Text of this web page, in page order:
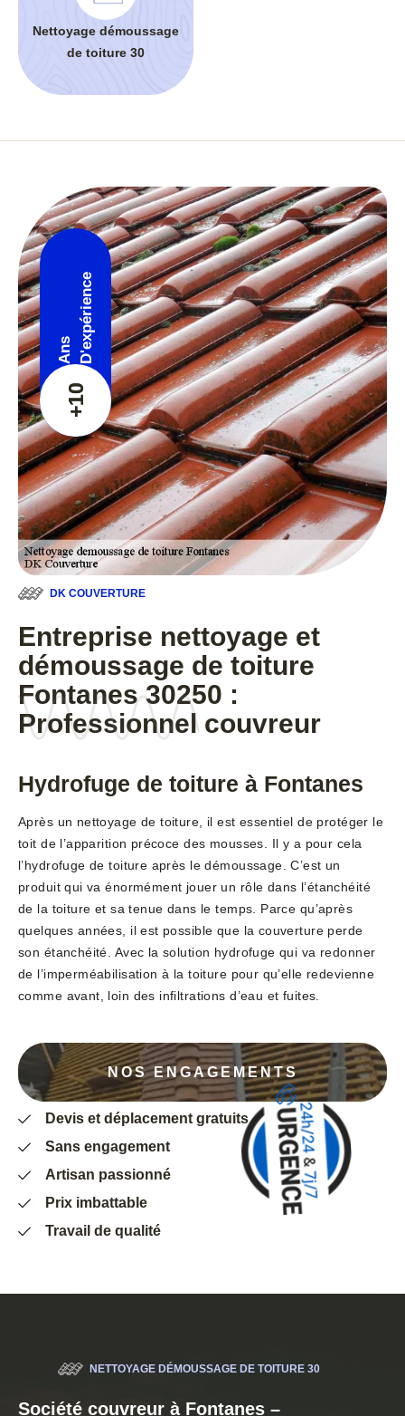
Nettoyage démoussage
de toiture 30
+10
Ans D'expérience
DK COUVERTURE
Entreprise nettoyage et
démoussage de toiture
Fontanes 30250 :
Professionnel couvreur
Hydrofuge de toiture à Fontanes
Après un nettoyage de toiture, il est essentiel de protéger le
toit de l’apparition précoce des mousses. Il y a pour cela
l’hydrofuge de toiture après le démoussage. C’est un
produit qui va énormément jouer un rôle dans l’étanchéité
de la toiture et sa tenue dans le temps. Parce qu’après
quelques années, il est possible que la couverture perde
son étanchéité. Avec la solution hydrofuge qui va redonner
de l’imperméabilisation à la toiture pour qu’elle redevienne
comme avant, loin des infiltrations d’eau et fuites.
NOS ENGAGEMENTS
Devis et déplacement gratuits
Sans engagement
Artisan passionné
Prix imbattable
Travail de qualité
NETTOYAGE DÉMOUSSAGE DE TOITURE 30
Société couvreur à Fontanes –